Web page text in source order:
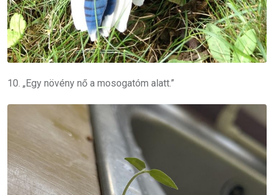
10. „Egy növény nő a mosogatóm alatt.”